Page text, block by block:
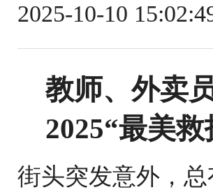
2025-10-10
教师、外卖
2025“最美救
街头突发意外，